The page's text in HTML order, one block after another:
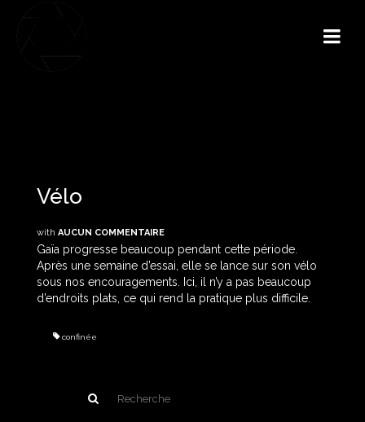
Vélo
with AUCUN COMMENTAIRE
Gaïa progresse beaucoup pendant cette période.
Après une semaine d’essai, elle se lance sur son vélo
sous nos encouragements. Ici, il n’y a pas beaucoup
d’endroits plats, ce qui rend la pratique plus difficile.
confinée